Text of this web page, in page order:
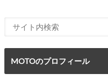
MOTOのプロフィール